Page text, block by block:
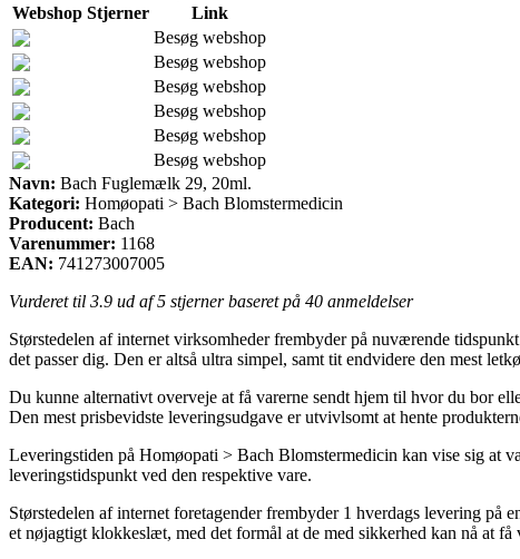
Webshop Stjerner
Link
Besøg webshop
Besøg webshop
Besøg webshop
Besøg webshop
Besøg webshop
Besøg webshop
Navn: Bach Fuglemælk 29, 20ml.
Kategori: Homøopati > Bach Blomstermedicin
Producent: Bach
Varenummer: 1168
EAN: 741273007005
Vurderet til 3.9 ud af 5 stjerner baseret på 40 anmeldelser
Størstedelen af internet virksomheder frembyder på nuværende
det passer dig. Den er altså ultra simpel, samt tit endvidere den mest
Du kunne alternativt overveje at få varerne sendt hjem til hvor du bor
Den mest prisbevidste leveringsudgave er utvivlsomt at hente
Leveringstiden på Homøopati > Bach Blomstermedicin kan vise sig at
leveringstidspunkt ved den respektive vare.
Størstedelen af internet foretagender frembyder 1 hverdags levering
et nøjagtigt klokkeslæt, med det formål at de med sikkerhed kan nå at få